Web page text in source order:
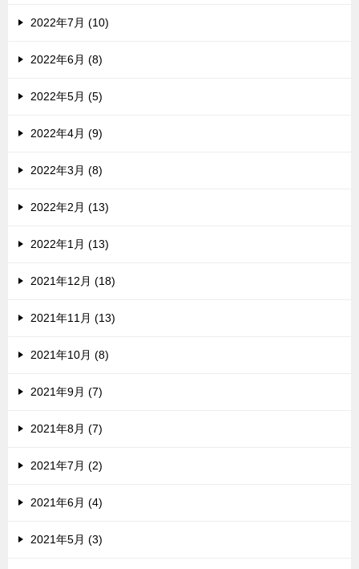
2022年7月 (10)
2022年6月 (8)
2022年5月 (5)
2022年4月 (9)
2022年3月 (8)
2022年2月 (13)
2022年1月 (13)
2021年12月 (18)
2021年11月 (13)
2021年10月 (8)
2021年9月 (7)
2021年8月 (7)
2021年7月 (2)
2021年6月 (4)
2021年5月 (3)